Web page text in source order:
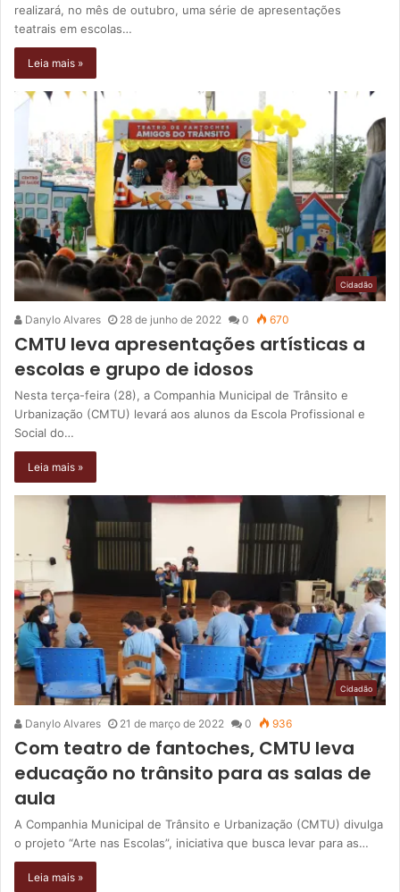
realizará, no mês de outubro, uma série de apresentações
teatrais em escolas…
Leia mais »
Cidadão
Danylo Alvares 28 de junho de 2022 0 670
CMTU leva apresentações artísticas a
escolas e grupo de idosos
Nesta terça-feira (28), a Companhia Municipal de Trânsito e
Urbanização (CMTU) levará aos alunos da Escola Profissional e
Social do…
Leia mais »
Cidadão
Danylo Alvares 21 de março de 2022 0 936
Com teatro de fantoches, CMTU leva
educação no trânsito para as salas de
aula
A Companhia Municipal de Trânsito e Urbanização (CMTU) divulga
o projeto “Arte nas Escolas”, iniciativa que busca levar para as…
Leia mais »